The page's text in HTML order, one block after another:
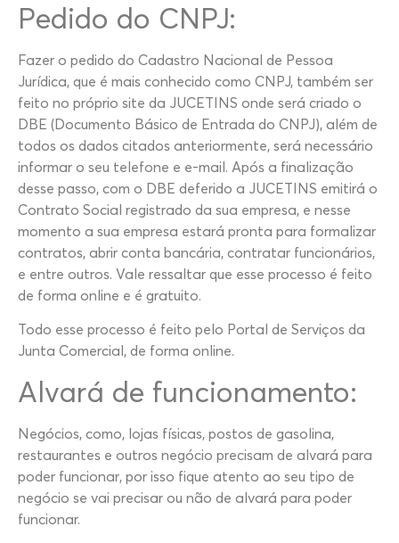
Pedido do CNPJ:
Fazer o pedido do Cadastro Nacional de Pessoa
Jurídica, que é mais conhecido como CNPJ, também ser
feito no próprio site da JUCETINS onde será criado o
DBE (Documento Básico de Entrada do CNPJ), além de
todos os dados citados anteriormente, será necessário
informar o seu telefone e e-mail. Após a finalização
desse passo, com o DBE deferido a JUCETINS emitirá o
Contrato Social registrado da sua empresa, e nesse
momento a sua empresa estará pronta para formalizar
contratos, abrir conta bancária, contratar funcionários,
e entre outros. Vale ressaltar que esse processo é feito
de forma online e é gratuito.
Todo esse processo é feito pelo Portal de Serviços da
Junta Comercial, de forma online.
Alvará de funcionamento:
Negócios, como, lojas físicas, postos de gasolina,
restaurantes e outros negócio precisam de alvará para
poder funcionar, por isso fique atento ao seu tipo de
negócio se vai precisar ou não de alvará para poder
funcionar.